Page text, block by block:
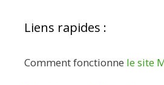
Liens rapides :
Comment fonctionne le site